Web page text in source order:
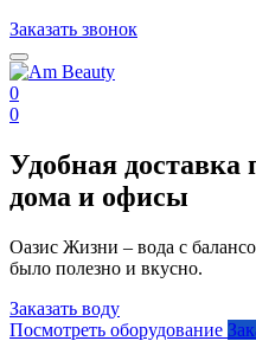
Заказать звонок
0
0
Удобная доставка
дома и офисы
Оазис Жизни – вода с
было полезно и вкусно.
Заказать воду
Посмотреть оборудование